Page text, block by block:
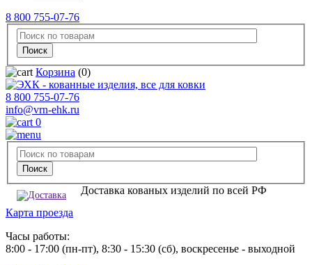
8 800 755-07-76
Корзина (0)
8 800 755-07-76
info@vrn-ehk.ru
0
Доставка кованых изделий по всей РФ
Карта проезда
Часы работы:
8:00 - 17:00 (пн-пт), 8:30 - 15:30 (сб), воскресенье - выходной